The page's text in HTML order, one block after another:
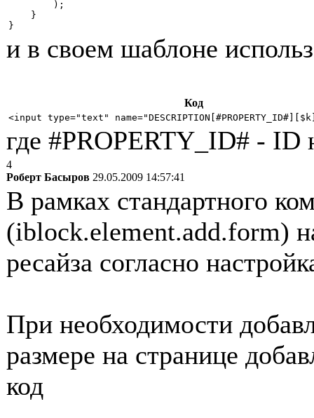
);
}
}
и в своем шаблоне
Код
где #PROPERTY_ID# - ID
4
Роберт Басыров 29.05.2009 14:57:41
В рамках стандартного
(iblock.element.add.form)
ресайза согласно
При необходимости
размере на странице
код